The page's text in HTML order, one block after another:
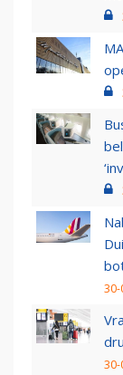
30-
30-